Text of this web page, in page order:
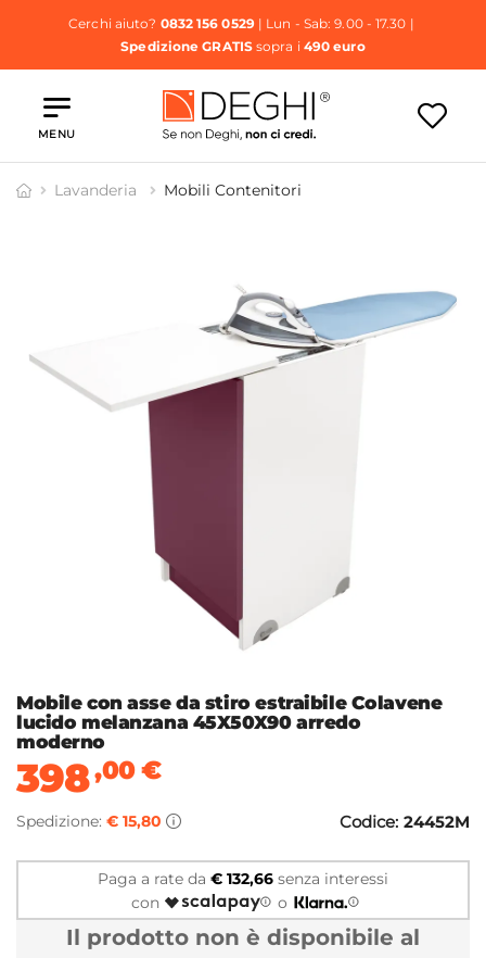
Cerchi aiuto? 0832 156 0529| Lun - Sab: 9.00 - 17.30 |
Spedizione GRATISsopra i 490 euro
MENU
Lavanderia Mobili Contenitori
Mobile con asse da stiro estraibile Colavene
lucido melanzana 45X50X90 arredo
moderno
398,00€
Spedizione: € 15,80 Codice: 24452M
Paga a rate da € 132,66 senza interessi
con
o
Il prodotto non è disponibile al